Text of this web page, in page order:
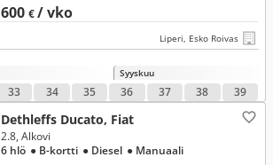
600 €/ vko
Liperi, Esko Roivas
Syyskuu
33 34 35 36 37 38 39
Dethleffs Ducato, Fiat
2.8, Alkovi
6 hlö ● B-kortti ● Diesel ● Manuaali